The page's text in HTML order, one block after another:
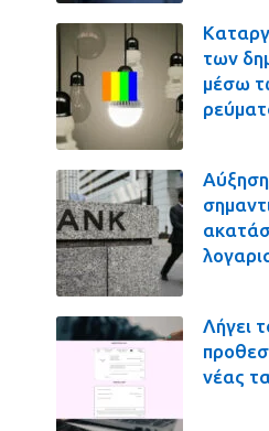
των
μέσω
Λήγει
νέας